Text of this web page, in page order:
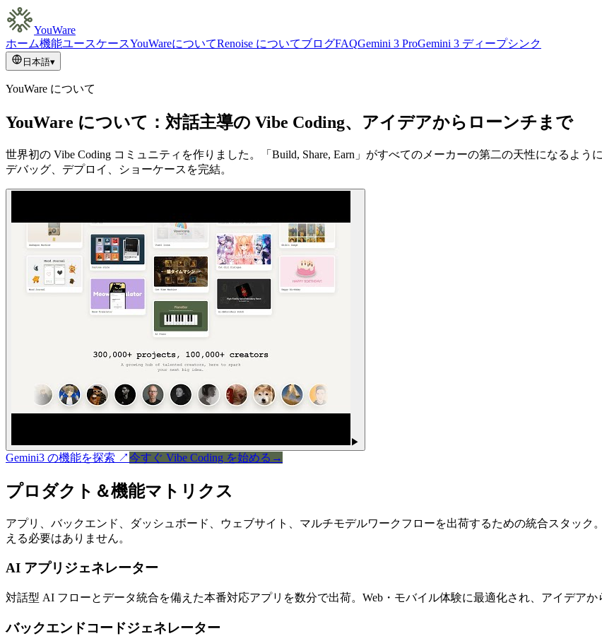
YouWare
ホーム機能ユースケースYouWareについてRenoise についてブログFAQGemini 3 ProGemini 3 ディープシンク
日本語▾
YouWare について
YouWare について：対話主導の Vibe Coding、アイデアからローンチまで
世界初の Vibe Coding コミュニティを作りました。「Build, Share, Earn」がすべてのメーカーの第二の天性になるよ
デバッグ、デプロイ、ショーケースを完結。
▶
Gemini3 の機能を探索 ↗今すぐ Vibe Coding を始める →
プロダクト＆機能マトリクス
アプリ、バックエンド、ダッシュボード、ウェブサイト、マルチモデルワークフローを出荷するための統合スタッ
える必要はありません。
AI アプリジェネレーター
対話型 AI フローとデータ統合を備えた本番対応アプリを数分で出荷。Web・モバイル体験に最適化され、アイデアか
バックエンドコードジェネレーター